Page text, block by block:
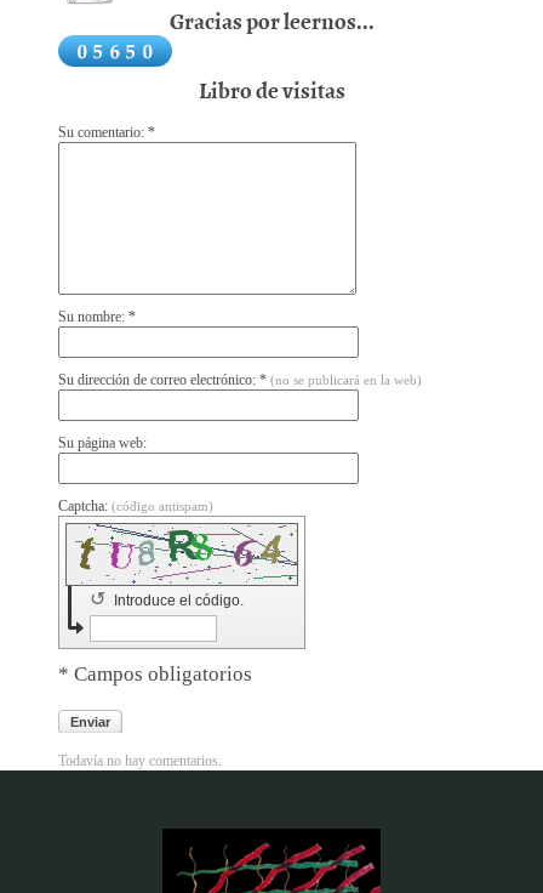
Gracias por leernos...
Libro de visitas
Su comentario: *
Su nombre: *
Su dirección de correo electrónico: * (no se publicará en la web)
Su página web:
Captcha: (código antispam)
Introduce el código.
↺
* Campos obligatorios
Enviar
Todavía no hay comentarios.